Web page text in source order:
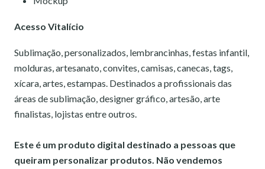
Acesso Vitalício
Sublimação, personalizados, lembrancinhas, festas infantil,
molduras, artesanato, convites, camisas, canecas, tags,
xícara, artes, estampas. Destinados a profissionais das
áreas de sublimação, designer gráfico, artesão, arte
finalistas, lojistas entre outros.
Este é um produto digital destinado a pessoas que
queiram personalizar produtos. Não vendemos